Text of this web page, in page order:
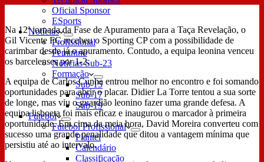
Oficial Sponsor
ESports
Notícias
Profissional
Feminino
Notícias Sub-23
Formação
Sub-15
Sub-17
Sub-19
Futebol
Futebol Profissional
Plantel
Calendário
Classificação
Na 12ª jornada da Fase de Apuramento para a Taça Revelação, o
Gil Vicente FC recebeu o Sporting CP com a possibilidade de
carimbar desde já o apuramento. Contudo, a equipa leonina venceu
os barcelenses por 1-2.
A equipa de Carlos Cunha entrou melhor no encontro e foi somando
oportunidades para abrir o placar. Didier La Torre tentou a sua sorte
de longe, mas viu o guardião leonino fazer uma grande defesa. A
equipa lisboeta foi mais eficaz e inaugurou o marcador à primeira
oportunidade. Em cima da meia hora, David Moreira converteu com
sucesso uma grande penalidade que ditou a vantagem mínima que
persistiu até ao intervalo.